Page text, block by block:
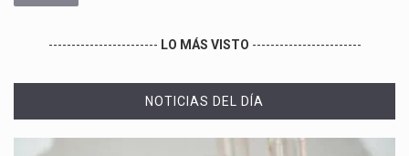
------------------------ LO MÁS VISTO ------------------------
NOTICIAS DEL DÍA